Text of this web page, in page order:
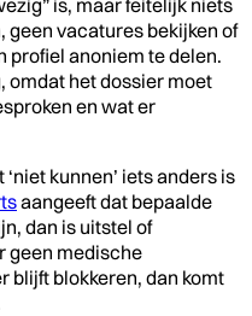
vacatures bekijken of
profiel anoniem te delen.
omdat het dossier moet
en wat er
kunnen’ iets anders is
aangeeft dat bepaalde
dan is uitstel of
geen medische
blijft blokkeren, dan komt